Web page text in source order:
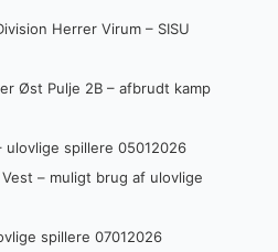
Herrer Virum – SISU
Øst Pulje 2B – afbrudt kamp
ulovlige spillere 05012026
– muligt brug af ulovlige
spillere 07012026